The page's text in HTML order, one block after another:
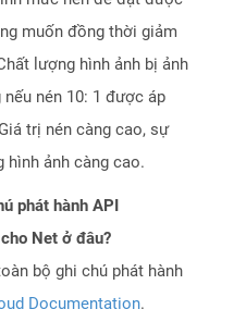
muốn đồng thời giảm
lượng hình ảnh bị ảnh
nén 10: 1 được áp
trị nén càng cao, sự
hình ảnh càng cao.
phát hành API
Net ở đâu?
bộ ghi chú phát hành
Documentation.